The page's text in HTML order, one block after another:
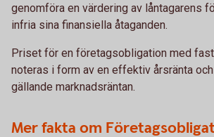
genomföra en värdering av låntagarens
infria sina finansiella åtaganden.
Priset för en företagsobligation med
noteras i form av en effektiv årsränta
gällande marknadsräntan.
Mer fakta om